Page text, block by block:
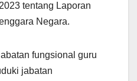
tentang Laporan
Negara.
fungsional guru
jabatan